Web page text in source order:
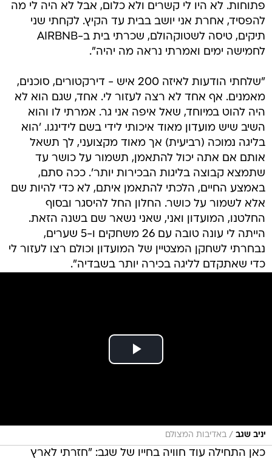
פתוחות. לא היו לי קשרים ולא כלום, אבל לא היה לי מה
להפסיד, אחרת אני יושב בבית עד הקיץ. לקחתי שני
תיקים, טיסה לשטוקהולם, שכרתי בית ב-AIRBNB
לחמישה ימים ואמרתי נראה מה יהיה".
"שלחתי הודעות לאיזה 200 איש - דירקטורים, סוכנים,
מאמנים. אף אחד לא רצה לעזור לי. אחד, שגם הוא לא
היה להוט במיוחד, שאל איפה אני גר. אמרתי לו והוא
השיב שיש מועדון מאוד איכותי לידי בשם לידינגו. 'הוא
בליגה נמוכה (רביעית) אך מאוד מקצועני, לך תשאל
אותם אם אתה יכול להתאמן, תשמור על כושר עד
שתמצא קבוצה בליגות הבכירות יותר'. ככה סתם,
באמצע החיים, הלכתי להתאמן איתם, לא כדי להיות שם
אלא לשמור על כושר. החלון החל להיסגר ובסוף
החלטנו, המועדון ואני, שאני נשאר שם בשנה הזאת.
הייתה לי עונה טובה עם 26 משחקים ו-5 שערים,
נבחרתי לשחקן המצטיין של המועדון וכולם רצו לעזור לי
כדי שאתקדם לליגה בכירה יותר בשבדיה".
יניב שגב / באדיבות המצולם
כאן התחילה עוד חוויה בחייו של שגב: "חזרתי לארץ